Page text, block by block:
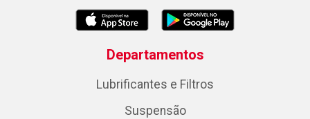
Departamentos
Lubrificantes e Filtros
Suspensão